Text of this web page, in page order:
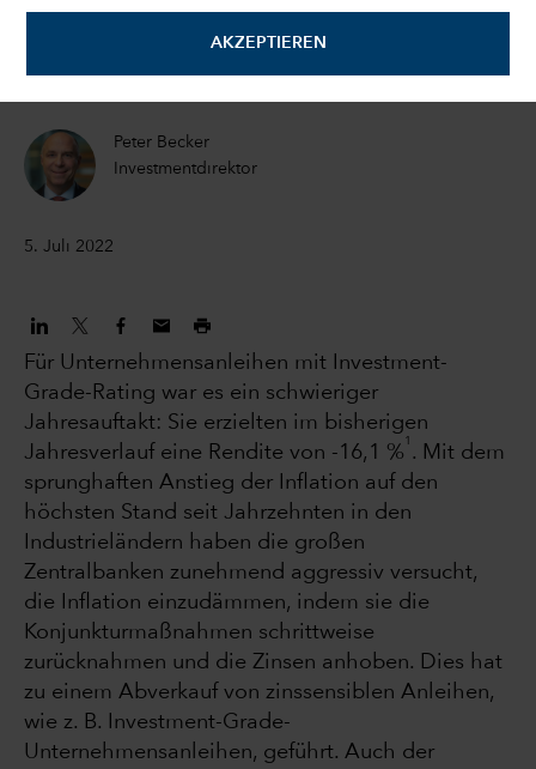
AKZEPTIEREN
Flavio Carpenzano
Peter Becker
Investmentdirektor
5. Juli 2022
Für Unternehmensanleihen mit Investment-
Grade-Rating war es ein schwieriger
Jahresauftakt: Sie erzielten im bisherigen
Jahresverlauf eine Rendite von -16,1 %
1
. Mit dem
sprunghaften Anstieg der Inflation auf den
höchsten Stand seit Jahrzehnten in den
Industrieländern haben die großen
Zentralbanken zunehmend aggressiv versucht,
die Inflation einzudämmen, indem sie die
Konjunkturmaßnahmen schrittweise
zurücknahmen und die Zinsen anhoben. Dies hat
zu einem Abverkauf von zinssensiblen Anleihen,
wie z. B. Investment-Grade-
Unternehmensanleihen, geführt. Auch der